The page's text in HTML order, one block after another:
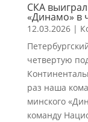
СКА
«Динамо» в
12.03.2026|
четвертую
раз наша
минского
команду